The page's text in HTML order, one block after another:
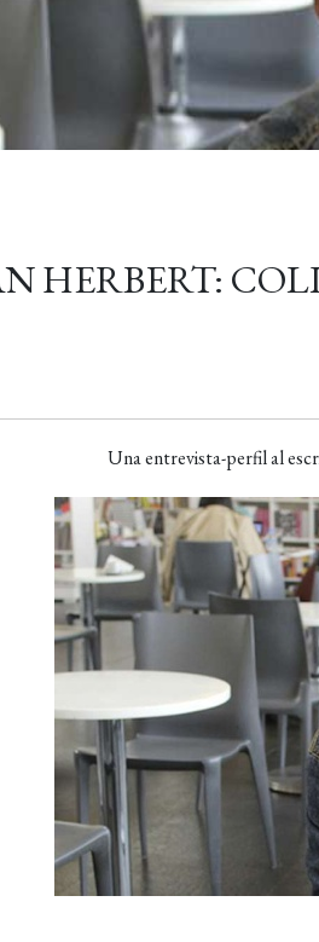
HERBERT:
Una entrevista-perfil al